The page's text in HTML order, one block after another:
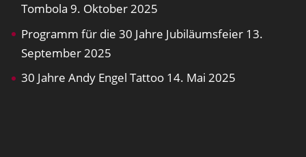
Tombola 9. Oktober 2025
Programm für die 30 Jahre Jubiläumsfeier 13.
September 2025
30 Jahre Andy Engel Tattoo 14. Mai 2025